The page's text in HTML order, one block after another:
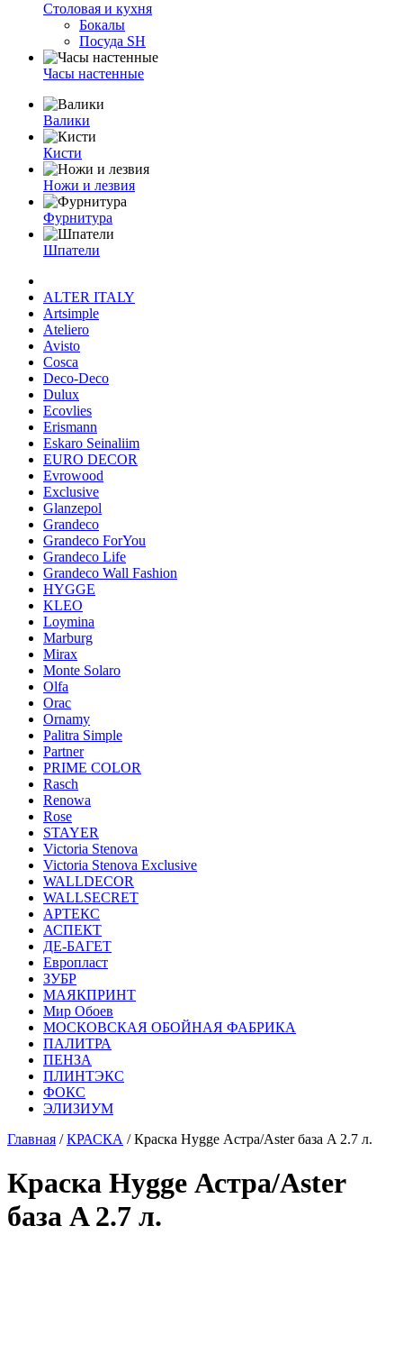
Столовая и кухня
Бокалы
Посуда SH
Часы настенные
Валики
Кисти
Ножи и лезвия
Фурнитура
Шпатели
ALTER ITALY
Artsimple
Ateliero
Avisto
Cosca
Deco-Deco
Dulux
Ecovlies
Erismann
Eskaro Seinaliim
EURO DECOR
Evrowood
Exclusive
Glanzepol
Grandeco
Grandeco ForYou
Grandeco Life
Grandeco Wall Fashion
HYGGE
KLEO
Loymina
Marburg
Mirax
Monte Solaro
Olfa
Orac
Ornamy
Palitra Simple
Partner
PRIME COLOR
Rasch
Renowa
Rose
STAYER
Victoria Stenova
Victoria Stenova Exclusive
WALLDECOR
WALLSECRET
АРТЕКС
АСПЕКТ
ДЕ-БАГЕТ
Европласт
ЗУБР
МАЯКПРИНТ
Мир Обоев
МОСКОВСКАЯ ОБОЙНАЯ ФАБРИКА
ПАЛИТРА
ПЕНЗА
ПЛИНТЭКС
ФОКС
ЭЛИЗИУМ
Главная /КРАСКА / Краска Hygge Астра/Aster база A 2.7 л.
Краска Hygge Астра/Aster
база A 2.7 л.